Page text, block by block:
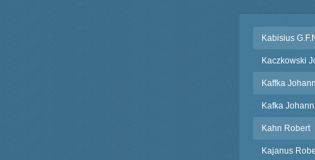
Kabisius
Kaczkowski
Kaffka
Kafka
Kahn Robert
Kajanus